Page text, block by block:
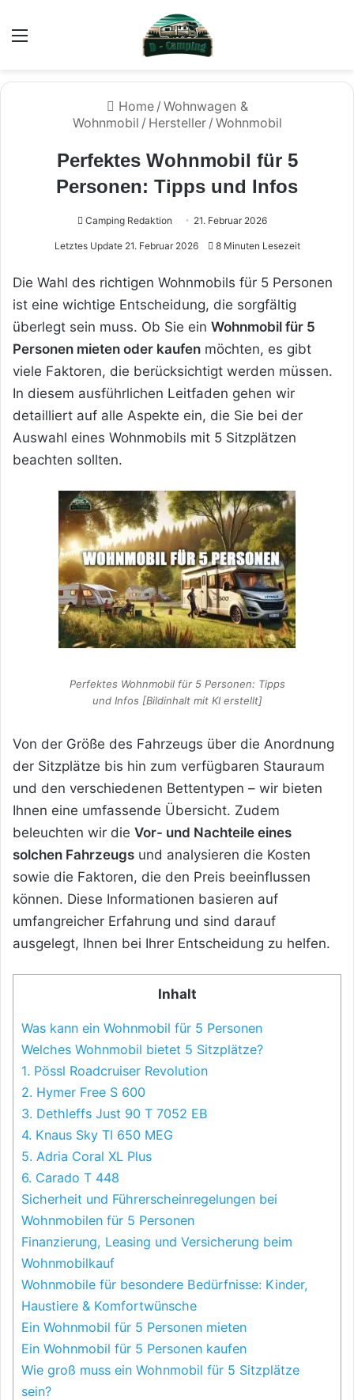
Home / Wohnwagen &
Wohnmobil / Hersteller / Wohnmobil
Perfektes Wohnmobil für 5
Personen: Tipps und Infos
Camping Redaktion 21. Februar 2026
Letztes Update 21. Februar 2026 8 Minuten Lesezeit
Die Wahl des richtigen Wohnmobils für 5 Personen
ist eine wichtige Entscheidung, die sorgfältig
überlegt sein muss. Ob Sie ein Wohnmobil für 5
Personen mieten oder kaufen möchten, es gibt
viele Faktoren, die berücksichtigt werden müssen.
In diesem ausführlichen Leitfaden gehen wir
detailliert auf alle Aspekte ein, die Sie bei der
Auswahl eines Wohnmobils mit 5 Sitzplätzen
beachten sollten.
Perfektes Wohnmobil für 5 Personen: Tipps
und Infos [Bildinhalt mit KI erstellt]
Von der Größe des Fahrzeugs über die Anordnung
der Sitzplätze bis hin zum verfügbaren Stauraum
und den verschiedenen Bettentypen – wir bieten
Ihnen eine umfassende Übersicht. Zudem
beleuchten wir die Vor- und Nachteile eines
solchen Fahrzeugs und analysieren die Kosten
sowie die Faktoren, die den Preis beeinflussen
können. Diese Informationen basieren auf
umfangreicher Erfahrung und sind darauf
ausgelegt, Ihnen bei Ihrer Entscheidung zu helfen.
Inhalt
Was kann ein Wohnmobil für 5 Personen
Welches Wohnmobil bietet 5 Sitzplätze?
1. Pössl Roadcruiser Revolution
2. Hymer Free S 600
3. Dethleffs Just 90 T 7052 EB
4. Knaus Sky TI 650 MEG
5. Adria Coral XL Plus
6. Carado T 448
Sicherheit und Führerscheinregelungen bei
Wohnmobilen für 5 Personen
Finanzierung, Leasing und Versicherung beim
Wohnmobilkauf
Wohnmobile für besondere Bedürfnisse: Kinder,
Haustiere & Komfortwünsche
Ein Wohnmobil für 5 Personen mieten
Ein Wohnmobil für 5 Personen kaufen
Wie groß muss ein Wohnmobil für 5 Sitzplätze
sein?